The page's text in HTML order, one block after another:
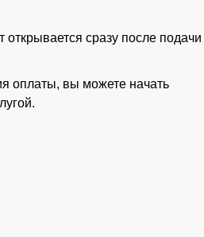
открывается сразу после подачи
оплаты, вы можете начать